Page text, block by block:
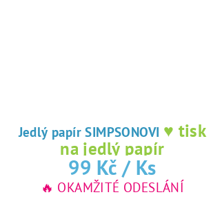
Jedlý papír SIMPSONOVI ♥ tisk
na jedlý papír
99 Kč / Ks
🔥 OKAMŽITÉ ODESLÁNÍ